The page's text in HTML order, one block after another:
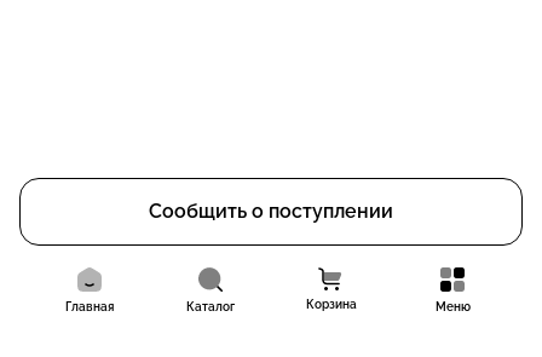
Сообщить о поступлении
Главная Каталог Корзина Меню